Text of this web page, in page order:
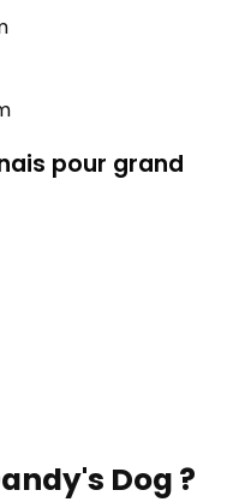
pour grand
Dog ?